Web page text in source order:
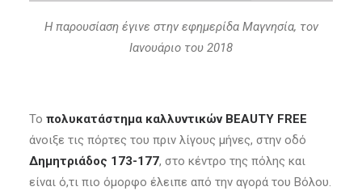
Η παρουσίαση έγινε στην εφημερίδα Μαγνησία, τον
Ιανουάριο του 2018
Το πολυκατάστημα καλλυντικών BEAUTY FREE
άνοιξε τις πόρτες του πριν λίγους μήνες, στην οδό
Δημητριάδος 173-177, στο κέντρο της πόλης και
είναι ό,τι πιο όμορφο έλειπε από την αγορά του Βόλου.